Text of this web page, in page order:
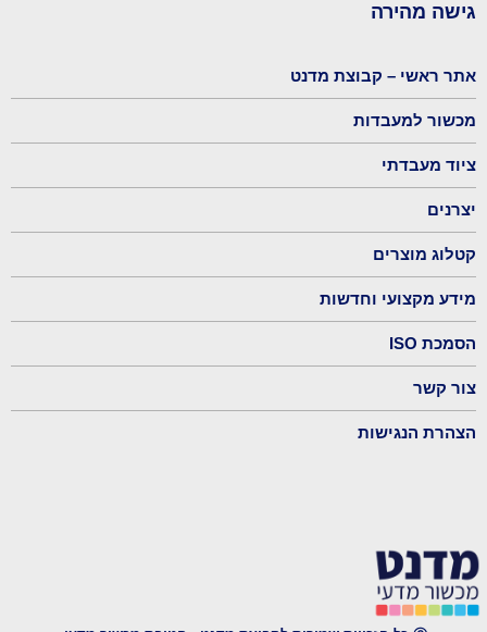
גישה מהירה
אתר ראשי – קבוצת מדנט
מכשור למעבדות
ציוד מעבדתי
יצרנים
קטלוג מוצרים
מידע מקצועי וחדשות
הסמכת ISO
צור קשר
הצהרת הנגישות